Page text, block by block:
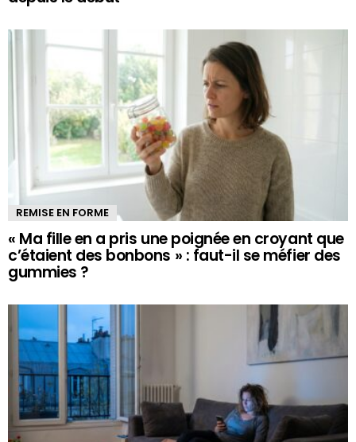
REMISE EN FORME
« Ma fille en a pris une poignée en croyant que
c’étaient des bonbons » : faut-il se méfier des
gummies ?